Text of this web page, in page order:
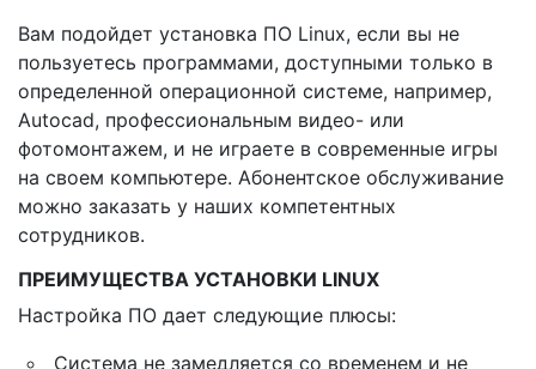
Вам подойдет установка ПО Linux, если вы не
пользуетесь программами, доступными только в
определенной операционной системе, например,
Autocad, профессиональным видео- или
фотомонтажем, и не играете в современные игры
на своем компьютере. Абонентское обслуживание
можно заказать у наших компетентных
сотрудников.
ПРЕИМУЩЕСТВА УСТАНОВКИ LINUX
Настройка ПО дает следующие плюсы:
Система не замедляется со временем и не